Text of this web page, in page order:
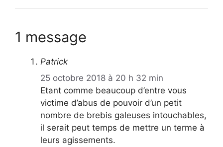
1 message
Patrick
25 octobre 2018 à 20 h 32 min
Etant comme beaucoup d’entre vous
victime d’abus de pouvoir d’un petit
nombre de brebis galeuses intouchables,
il serait peut temps de mettre un terme à
leurs agissements.